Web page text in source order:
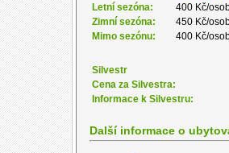
Letní sezóna:
400 Kč/
Zimní sezóna:
450 Kč/
Mimo sezónu:
400 Kč/
Silvestr
Cena za Silvestra:
Informace k Silvestru:
Další informace o